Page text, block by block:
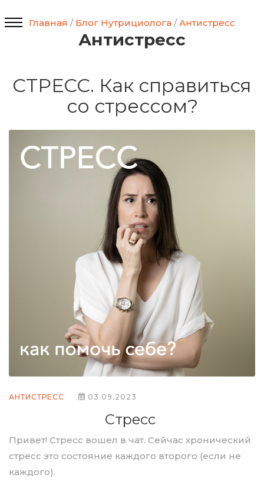
Главная / Блог Нутрициолога /Антистресс
Антистресс
СТРЕСС. Как справиться
со стрессом?
АНТИСТРЕСС 03.09.2023
Стресс
Привет! Стресс вошел в чат. Сейчас хронический
стресс это состояние каждого второго (если не
каждого).